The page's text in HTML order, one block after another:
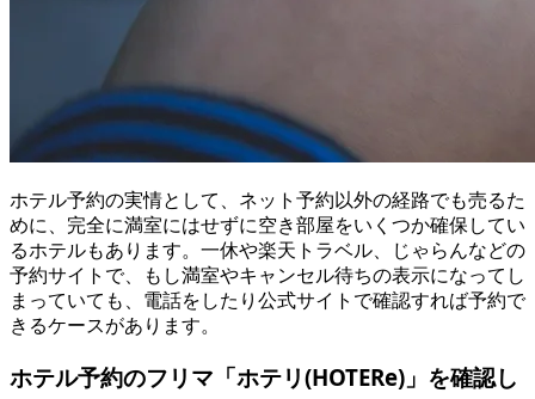
ホテル予約の実情として、ネット予約以外の経路でも売るた
めに、完全に満室にはせずに空き部屋をいくつか確保してい
るホテルもあります。一休や楽天トラベル、じゃらんなどの
予約サイトで、もし満室やキャンセル待ちの表示になってし
まっていても、電話をしたり公式サイトで確認すれば予約で
きるケースがあります。
ホテル予約のフリマ「ホテリ(HOTERe)」を確認し